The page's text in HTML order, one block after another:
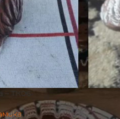
– ТК06